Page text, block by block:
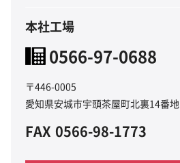
本社工場
0566-97-0688
〒446-0005
愛知県安城市宇頭茶屋町北裏14番地
FAX 0566-98-1773